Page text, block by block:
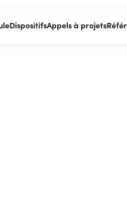
DispositifsAppels à projets